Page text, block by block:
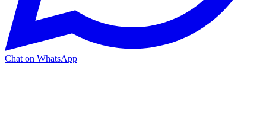
Chat on WhatsApp